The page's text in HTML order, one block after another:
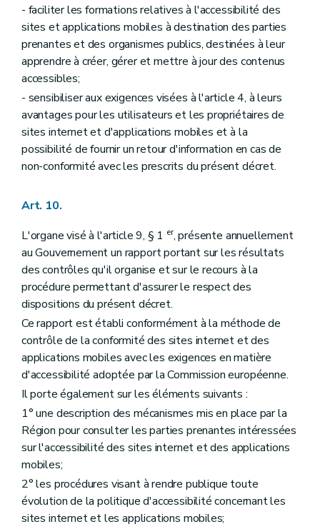
- faciliter les formations relatives à l'accessibilité des
sites et applications mobiles à destination des parties
prenantes et des organismes publics, destinées à leur
apprendre à créer, gérer et mettre à jour des contenus
accessibles;
- sensibiliser aux exigences visées à l'article 4, à leurs
avantages pour les utilisateurs et les propriétaires de
sites internet et d'applications mobiles et à la
possibilité de fournir un retour d'information en cas de
non-conformité avec les prescrits du présent décret.
Art. 10.
L'organe visé à l'article 9, § 1 er, présente annuellement
au Gouvernement un rapport portant sur les résultats
des contrôles qu'il organise et sur le recours à la
procédure permettant d'assurer le respect des
dispositions du présent décret.
Ce rapport est établi conformément à la méthode de
contrôle de la conformité des sites internet et des
applications mobiles avec les exigences en matière
d'accessibilité adoptée par la Commission européenne.
Il porte également sur les éléments suivants :
1° une description des mécanismes mis en place par la
Région pour consulter les parties prenantes intéressées
sur l'accessibilité des sites internet et des applications
mobiles;
2° les procédures visant à rendre publique toute
évolution de la politique d'accessibilité concernant les
sites internet et les applications mobiles;